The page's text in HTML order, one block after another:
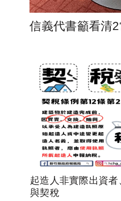
信義代書籲看清
起造人非實際出資者
與契稅